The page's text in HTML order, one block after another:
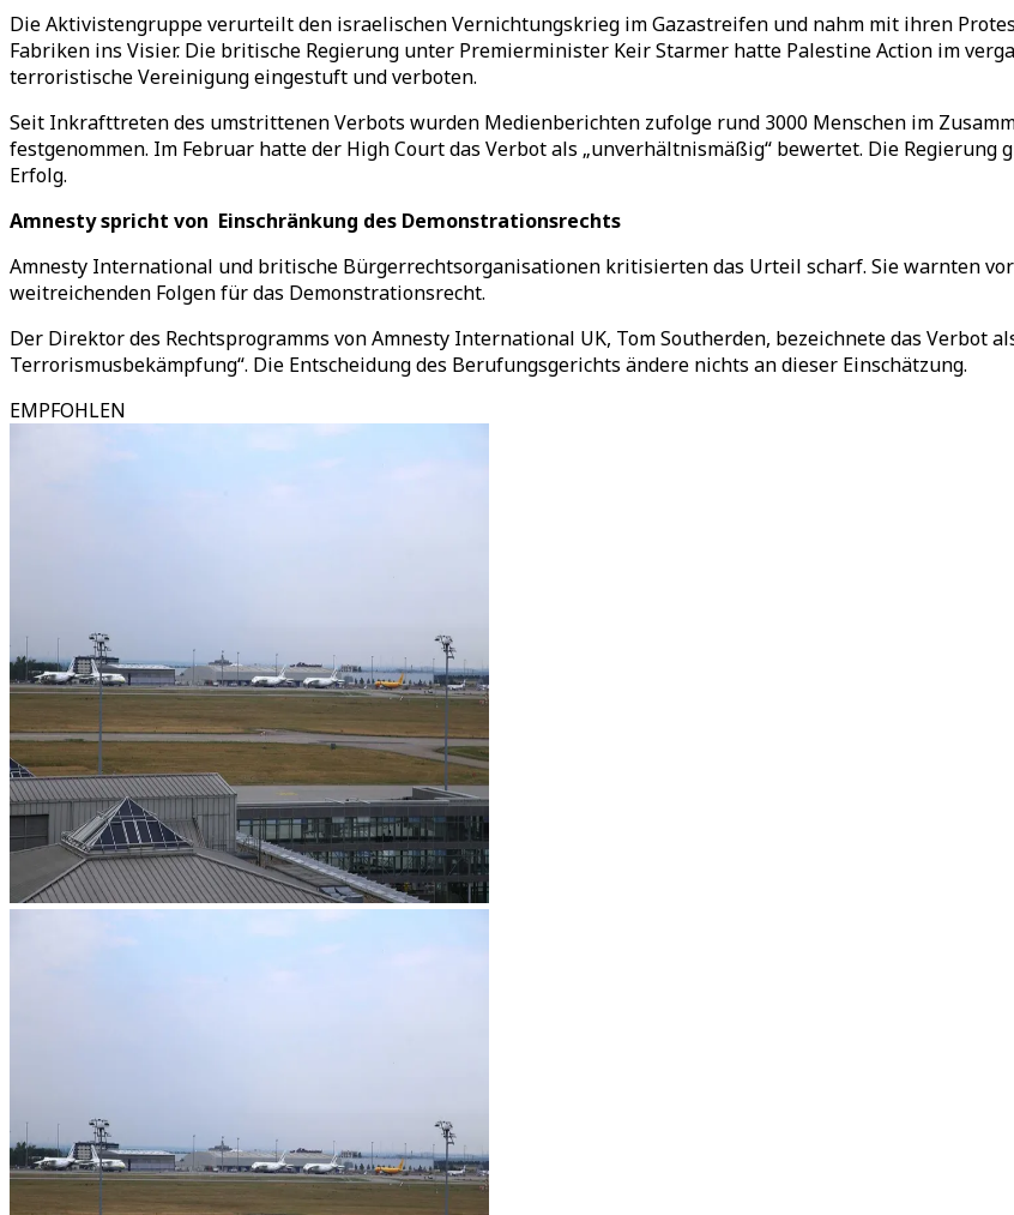
Die Aktivistengruppe verurteilt den israelischen Vernichtungskrieg im Gazastreifen und nahm mit ihren
Fabriken ins Visier. Die britische Regierung unter Premierminister Keir Starmer hatte Palestine Action im
terroristische Vereinigung eingestuft und verboten.
Seit Inkrafttreten des umstrittenen Verbots wurden Medienberichten zufolge rund 3000 Menschen im
festgenommen. Im Februar hatte der High Court das Verbot als „unverhältnismäßig“ bewertet. Die
Erfolg.
Amnesty spricht von Einschränkung des Demonstrationsrechts
Amnesty International und britische Bürgerrechtsorganisationen kritisierten das Urteil scharf. Sie warnten
weitreichenden Folgen für das Demonstrationsrecht.
Der Direktor des Rechtsprogramms von Amnesty International UK, Tom Southerden, bezeichnete das Verbot
Terrorismusbekämpfung“. Die Entscheidung des Berufungsgerichts ändere nichts an dieser Einschätzung.
EMPFOHLEN